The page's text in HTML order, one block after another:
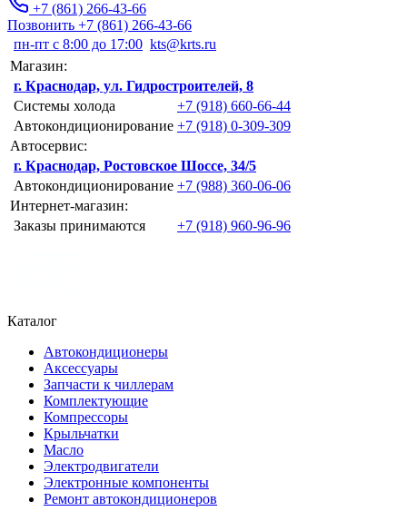
+7 (861) 266-43-66
Позвонить +7 (861) 266-43-66
пн-пт с 8:00 до 17:00 kts@krts.ru
Магазин:
г. Краснодар, ул. Гидростроителей, 8
Системы холода
+7 (918) 660-66-44
Автокондиционирование +7 (918) 0-309-309
Автосервис:
г. Краснодар, Ростовское Шоссе, 34/5
Автокондиционирование +7 (988) 360-06-06
Интернет-магазин:
Заказы принимаются
+7 (918) 960-96-96
Каталог
Автокондиционеры
Аксессуары
Запчасти к чиллерам
Комплектующие
Компрессоры
Крыльчатки
Масло
Электродвигатели
Электронные компоненты
Ремонт автокондиционеров